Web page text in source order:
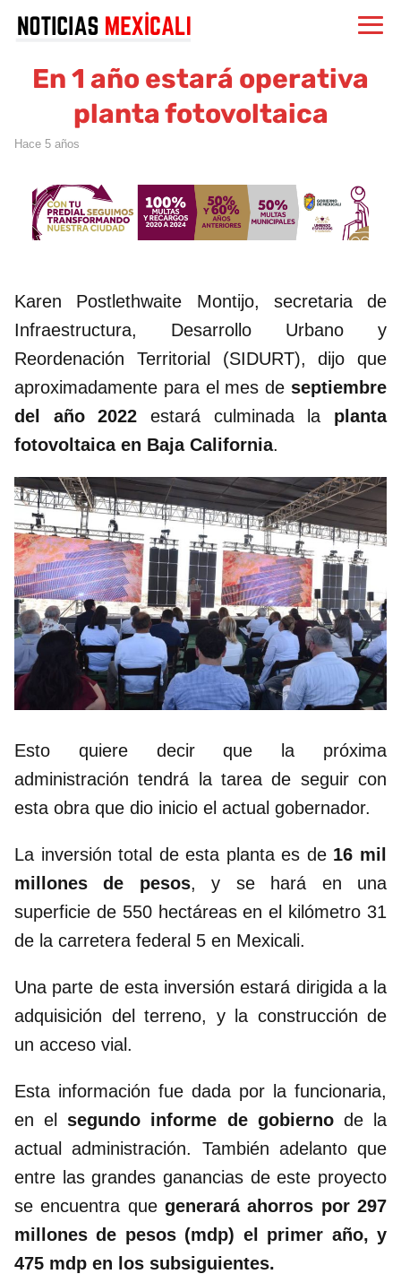
En 1 año estará operativa
planta fotovoltaica
hace 5 años
Karen Postlethwaite Montijo, secretaria de
Infraestructura, Desarrollo Urbano y
Reordenación Territorial (SIDURT), dijo que
aproximadamente para el mes de septiembre
del año 2022 estará culminada la planta
fotovoltaica en Baja California.
Esto quiere decir que la próxima
administración tendrá la tarea de seguir con
esta obra que dio inicio el actual gobernador.
La inversión total de esta planta es de 16 mil
millones de pesos, y se hará en una
superficie de 550 hectáreas en el kilómetro 31
de la carretera federal 5 en Mexicali.
Una parte de esta inversión estará dirigida a la
adquisición del terreno, y la construcción de
un acceso vial.
Esta información fue dada por la funcionaria,
en el segundo informe de gobiernode la
actual administración. También adelanto que
entre las grandes ganancias de este proyecto
se encuentra que generará ahorros por 297
millones de pesos (mdp) el primer año, y
475 mdp en los subsiguientes.